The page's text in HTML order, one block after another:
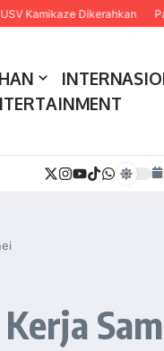
Dikerahkan Pangkormar